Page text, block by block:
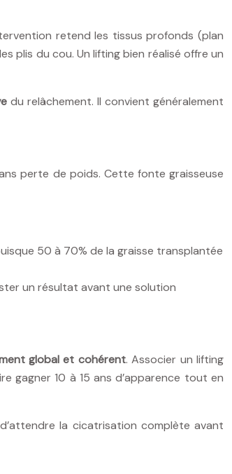
retend les tissus profonds (plan
plis du cou. Un lifting bien réalisé offre un
du relâchement. Il convient généralement
perte de poids. Cette fonte graisseuse
50 à 70% de la graisse transplantée
un résultat avant une solution
global et cohérent. Associer un lifting
gagner 10 à 15 ans d’apparence tout en
la cicatrisation complète avant